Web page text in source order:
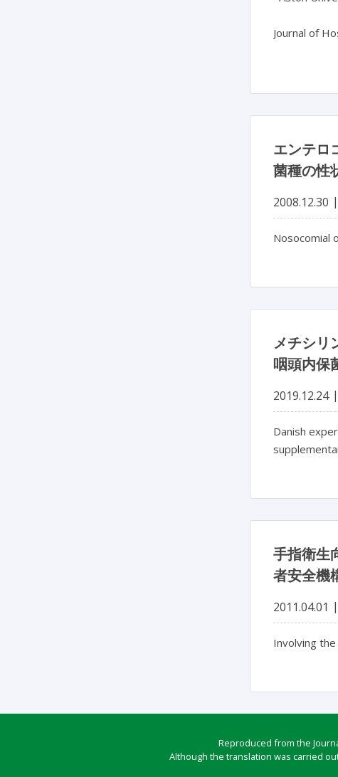
エンテロ
菌種の
2008.12.30
Nosocomial
メチシ
咽頭内保
2019.12.24
Danish
手指衛生
者安全
2011.04.01
Involving
Reproduced from the
Although the translation was carried